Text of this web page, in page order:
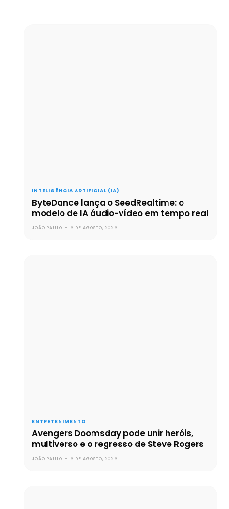
INTELIGÊNCIA ARTIFICIAL (IA)
ByteDance lança o SeedRealtime: o
modelo de IA áudio-vídeo em tempo real
JOÃO PAULO - 6 DE AGOSTO, 2026
ENTRETENIMENTO
Avengers Doomsday pode unir heróis,
multiverso e o regresso de Steve Rogers
JOÃO PAULO - 6 DE AGOSTO, 2026